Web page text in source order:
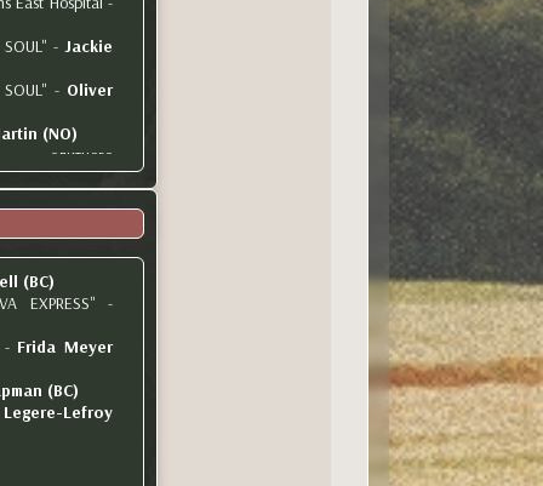
-Jackie
- Oliver
(NO)
-Celine
(BC)
EXPRESS" -
- Frida Meyer
(BC)
Lefroy